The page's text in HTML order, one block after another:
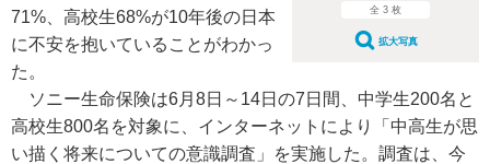
全 3 枚
拡大写真
71%、高校生68%が10年後の日本
に不安を抱いていることがわかっ
た。
ソニー生命保険は6月8日～14日の7日間、中学生200名と
高校生800名を対象に、インターネットにより「中高生が思
い描く将来についての意識調査」を実施した。調査は、今